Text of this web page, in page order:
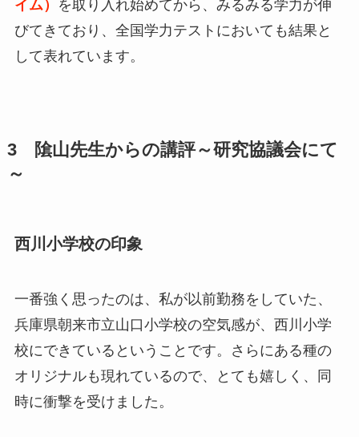
イム）
を取り入れ始めてから、みるみる学力が伸
びてきており、全国学力テストにおいても結果と
して表れています。
3 隂山先生からの講評～研究協議会にて
～
西川小学校の印象
一番強く思ったのは、私が以前勤務をしていた、
兵庫県朝来市立山口小学校の空気感が、西川小学
校にできているということです。さらにある種の
オリジナルも現れているので、とても嬉しく、同
時に衝撃を受けました。